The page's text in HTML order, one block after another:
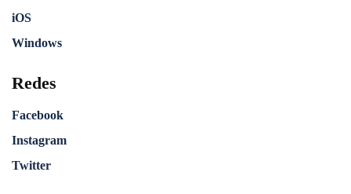
iOS
Windows
Redes
Facebook
Instagram
Twitter